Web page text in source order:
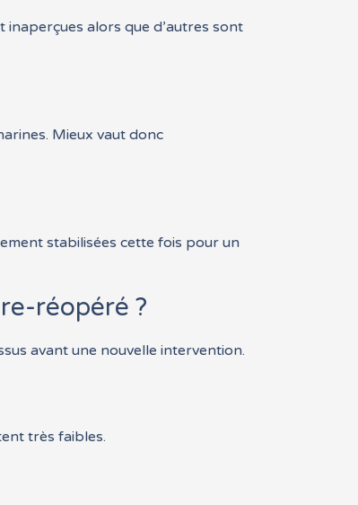
alors que d’autres sont
Mieux vaut donc
stabilisées cette fois pour un
réopéré ?
avant une nouvelle intervention.
très faibles.